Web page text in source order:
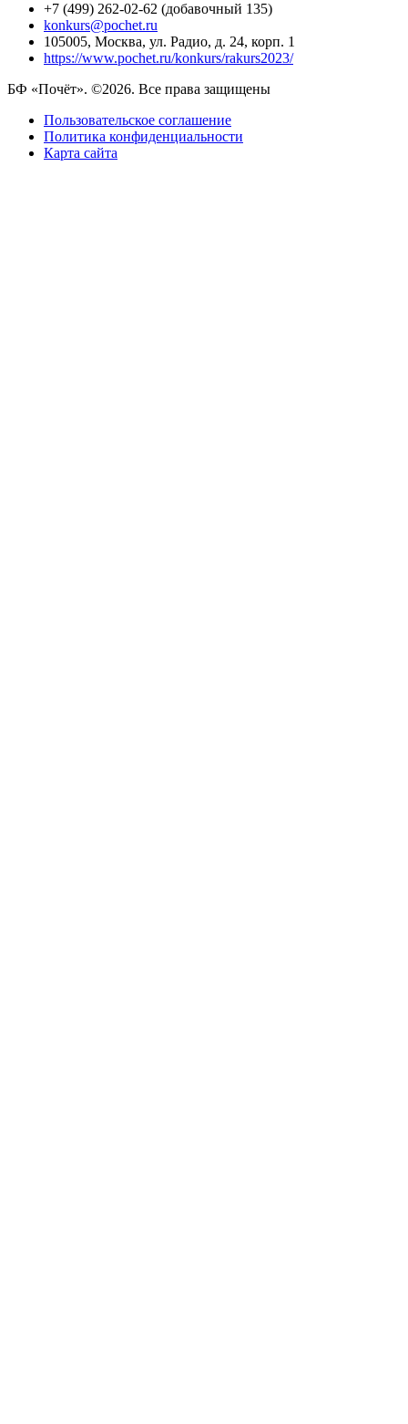
+7 (499) 262-02-62 (добавочный 135)
konkurs@pochet.ru
105005, Москва, ул. Радио, д. 24, корп. 1
https://www.pochet.ru/konkurs/rakurs2023/
БФ «Почёт». ©2026. Все права защищены
Пользовательское соглашение
Политика конфиденциальности
Карта сайта